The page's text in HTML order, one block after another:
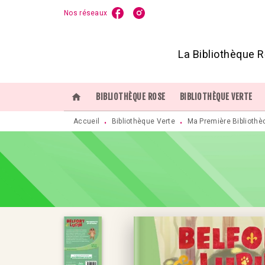
RECHERCHE
Nos réseaux
La Bibliothèque
home BIBLIOTHÈQUE ROSE BIBLIOTHÈQUE VERTE
Accueil • Bibliothèque Verte • Ma Première